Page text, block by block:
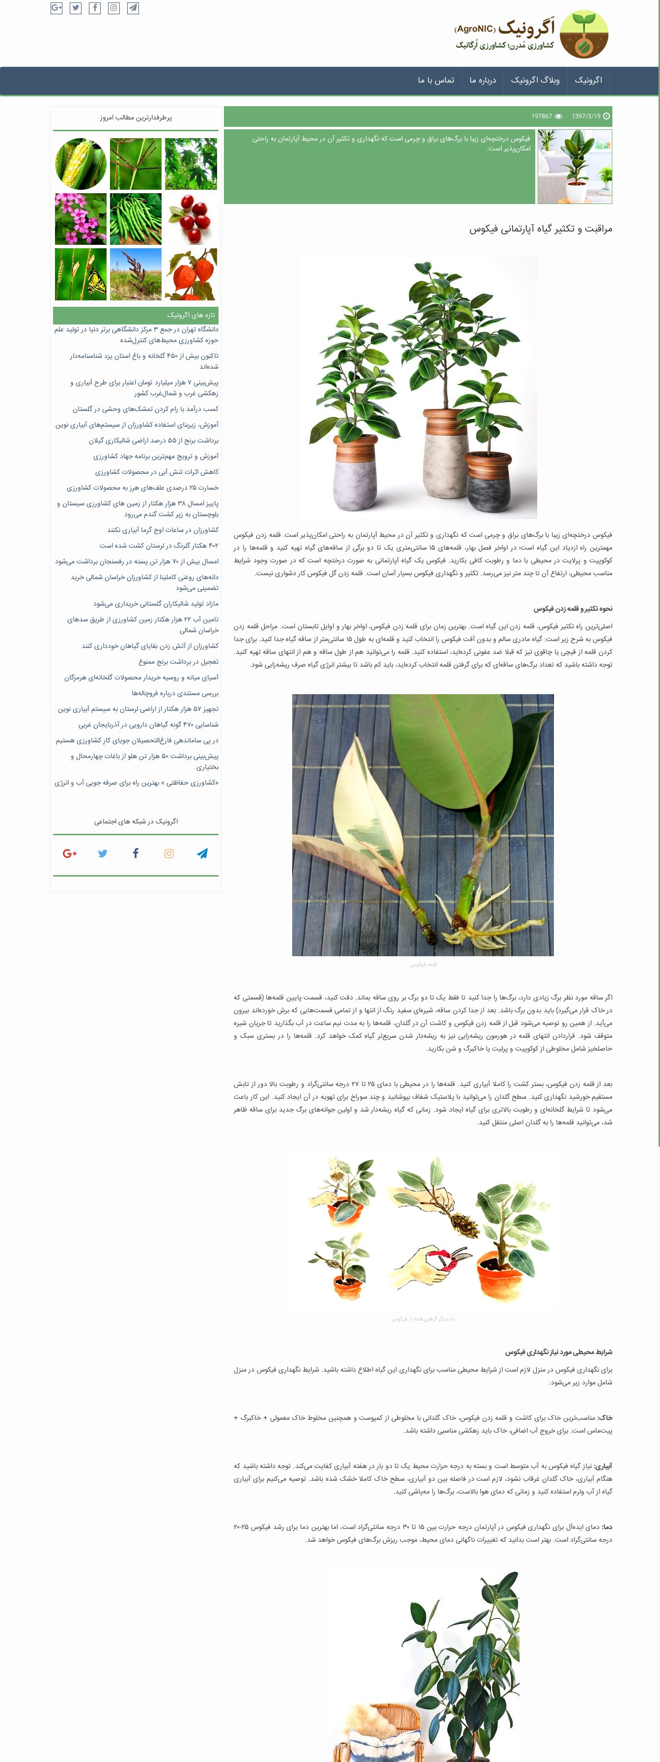
اگرونیک وبلاگ اگرونیک درباره ما تماس با ما
1397/3/19
197867
فیکوس درختچه‌ای زیبا با برگ‌های براق و چرمی است که نگهداری و تکثیر آن در محیط آپارتمان به راحتی
امکان‌پذیر است.
مراقبت و تکثیر گیاه آپارتمانی فیکوس
فیکوس درختچه‌ای زیبا با برگ‌های براق و چرمی است که نگهداری و تکثیر آن در محیط آپارتمان به راحتی امکان‌پذیر است. قلمه زدن فیکوس
مهمترین راه ازدیاد این گیاه است؛ در اواخر فصل بهار، قلمه‌های ۱۵ سانتی‌متری یک تا دو برگی از ساقه‌های گیاه تهیه کنید و قلمه‌ها را در
کوکوپیت و پرلایت در محیطی با دما و رطوبت کافی بکارید. فیکوس یک گیاه آپارتمانی به صورت درختچه است که در صورت وجود شرایط
مناسب محیطی، ارتفاع آن تا چند متر نیز می‌رسد. تکثیر و نگهداری فیکوس بسیار آسان است. قلمه زدن گل فیکوس کار دشواری نیست.
نحوه تکثیر و قلمه زدن فیکوس
اصلی‌ترین راه تکثیر فیکوس، قلمه زدن این گیاه است. بهترین زمان برای قلمه زدن فیکوس، اواخر بهار و اوایل تابستان است. مراحل قلمه زدن
فیکوس به شرح زیر است: گیاه مادری سالم و بدون آفت فیکوس را انتخاب کنید و قلمه‌ای به طول ۱۵ سانتی‌متر از ساقه گیاه جدا کنید. برای جدا
کردن قلمه از قیچی یا چاقوی تیز که قبلا ضد عفونی کرده‌اید، استفاده کنید. قلمه را می‌توانید هم از طول ساقه و هم از انتهای ساقه تهیه کنید.
توجه داشته باشید که تعداد برگ‌های ساقه‌ای که برای گرفتن قلمه انتخاب کرده‌اید، باید کم باشد تا بیشتر انرژی گیاه صرف ریشه‌زایی شود.
قلمه فیکوس
اگر ساقه مورد نظر برگ زیادی دارد، برگ‌ها را جدا کنید تا فقط یک تا دو برگ بر روی ساقه بماند. دقت کنید، قسمت پایین قلمه‌ها (قسمتی که
در خاک قرار می‌گیرد) باید بدون برگ باشد. بعد از جدا کردن ساقه، شیره‌ای سفید رنگ از انتها و از تمامی قسمت‌هایی که برش خورده‌اند بیرون
می‌آید. از همین رو توصیه می‌شود قبل از قلمه زدن فیکوس و کاشت آن در گلدان، قلمه‌ها را به مدت نیم ساعت در آب بگذارید تا جریان شیره
متوقف شود. قراردادن انتهای قلمه در هورمون ریشه‌زایی نیز به ریشه‌دار شدن سریع‌تر گیاه کمک خواهد کرد. قلمه‌ها را در بستری سبک و
حاصلخیز شامل مخلوطی از کوکوپیت و پرلیت یا خاکبرگ و شن بکارید.
بعد از قلمه زدن فیکوس، بستر کشت را کاملا آبیاری کنید. قلمه‌ها را در محیطی با دمای ۲۵ تا ۲۷ درجه سانتی‌گراد و رطوبت بالا دور از تابش
مستقیم خورشید نگهداری کنید. سطح گلدان را می‌توانید با پلاستیک شفاف بپوشانید و چند سوراخ برای تهویه در آن ایجاد کنید. این کار باعث
می‌شود تا شرایط گلخانه‌ای و رطوبت بالاتری برای گیاه ایجاد شود. زمانی که گیاه ریشه‌دار شد و اولین جوانه‌های برگ جدید برای ساقه ظاهر
شد، می‌توانید قلمه‌ها را به گلدان اصلی منتقل کنید.
راه دیگر گرفتن قلمه از فیکوس
شرایط محیطی مورد نیاز نگهداری فیکوس
برای نگهداری فیکوس در منزل لازم است از شرایط محیطی مناسب برای نگهداری این گیاه اطلاع داشته باشید. شرایط نگهداری فیکوس در منزل
شامل موارد زیر می‌شود:
خاک: مناسب‌ترین خاک برای کاشت و قلمه زدن فیکوس، خاک گلدانی با مخلوطی از کمپوست و همچنین مخلوط خاک معمولی + خاکبرگ +
پیت‌ماس است. برای خروج آب اضافی، خاک باید زهکشی مناسبی داشته باشد.
آبیاری: نیاز گیاه فیکوس به آب متوسط است و بسته به درجه حرارت محیط یک تا دو بار در هفته آبیاری کفایت می‌کند. توجه داشته باشید که
هنگام آبیاری، خاک گلدان غرقاب نشود، لازم است در فاصله بین دو آبیاری، سطح خاک کاملا خشک شده باشد. توصیه می‌کنیم برای آبیاری
گیاه از آب ولرم استفاده کنید و زمانی که دمای هوا بالاست، برگ‌ها را مه‌پاشی کنید.
دما:
دمای ایده‌آل برای نگهداری فیکوس در آپارتمان درجه حرارت بین ۱۵ تا ۳۰ درجه سانتی‌گراد است، اما بهترین دما برای رشد فیکوس ۲۵-۲۰
درجه سانتی‌گراد است. بهتر است بدانید که تغییرات ناگهانی دمای محیط، موجب ریزش برگ‌های فیکوس خواهد شد.
پرطرفدارترین مطالب امروز
تازه های اگرونیک
دانشگاه تهران در جمع ۳ مرکز دانشگاهی برتر دنیا در تولید علم
حوزه کشاورزی محیط‌های کنترل‌شده
تاکنون بیش از ۴۵۰ گلخانه و باغ استان یزد شناسنامه‌دار
شده‌اند
پیش‌بینی ۷‌ هزار میلیارد تومان اعتبار برای طرح آبیاری و
زهکشی غرب و شمال‌غرب کشور
کسب درآمد با رام کردن تمشک‌های وحشی در گلستان
آموزش، زیربنای استفاده کشاورزان از سیستم‌های آبیاری نوین
برداشت برنج از ۵۵ درصد اراضی شالیکاری گیلان
آموزش و ترویج مهم‌ترین برنامه جهاد کشاورزی
کاهش اثرات تنش آبی در محصولات کشاورزی
خسارت ۲۵ درصدی علف‌های هرز به محصولات کشاورزی
پاییز امسال ۳۸ هزار هکتار از زمین های کشاورزی سیستان و
بلوچستان به زیر کشت گندم می‌رود
کشاورزان در ساعات اوج گرما آبیاری نکنند
۴۰۲ هکتار گلرنگ در لرستان کشت شده است
امسال بیش از ۷۰ هزار تن پسته در رفسنجان برداشت می‌شود
دانه‌های روغنی کاملینا از کشاورزان خراسان شمالی خرید
تضمینی می‌شود
مازاد تولید شالیکاران گلستانی خریداری می‌شود
تامین آب ۲۲ هزار هکتار زمین کشاورزی از طریق سدهای
خراسان شمالی
کشاورزان از آتش زدن بقایای گیاهان خودداری کنند
تعجیل در برداشت برنج ممنوع
آسیای میانه و روسیه خریدار محصولات گلخانه‌ای هرمزگان
بررسی مستندی درباره فروچاله‌ها
تجهیز ۵۷ هزار هکتار از اراضی لرستان به سیستم آبیاری نوین
شناسایی ۴۷٠ گونه گیاهان دارویی در آذربایجان غربی
در پی ساماندهی فارغ‌التحصیلان جویای کارِ کشاورزی هستیم
پیش‎‌بینی برداشت ۵۰ هزار تن هلو از باغات چهارمحال و
بختیاری
«کشاورزی حفاظتی » بهترین راه برای صرفه جویی آب و انرژی
اگرونیک در شبکه های اجتماعی